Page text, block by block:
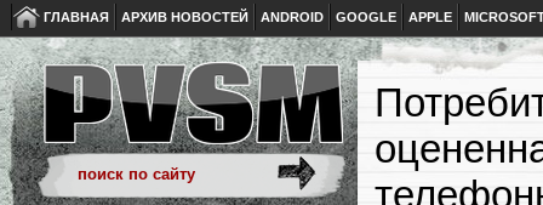
ГЛАВНАЯ АРХИВ НОВОСТЕЙ ANDROID GOOGLE APPLE